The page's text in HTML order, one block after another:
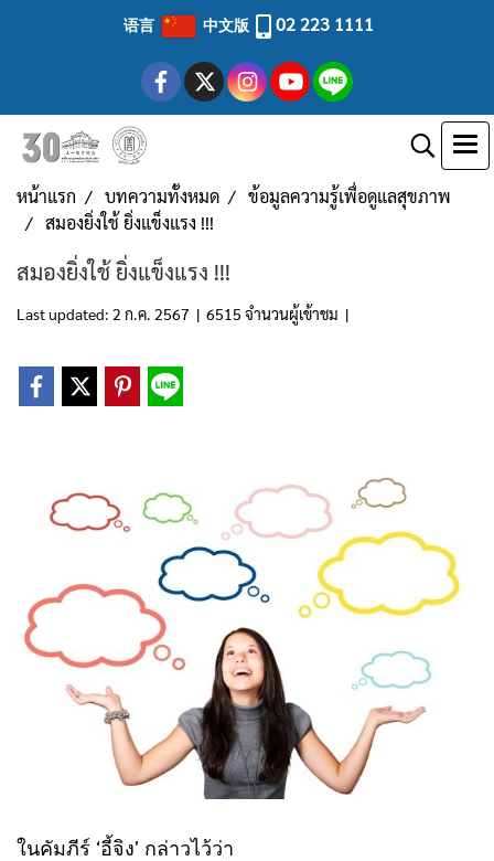
语言 中文版 02 223 1111
หน้าแรก บทความทั้งหมด
ข้อมูลความรู้เพื่อดูแลสุขภาพ
สมองยิ่งใช้ ยิ่งแข็งแรง !!!
สมองยิ่งใช้ ยิ่งแข็งแรง !!!
Last updated: 2 ก.ค. 2567 | 6515 จำนวนผู้เข้าชม |
ในคัมภีร์ ‘อี้จิง’ กล่าวไว้ว่า